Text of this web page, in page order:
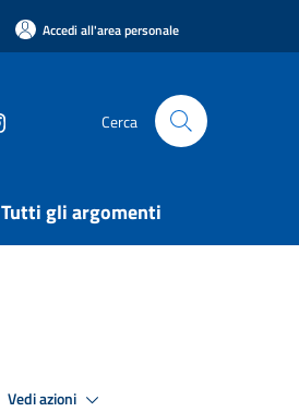
Accedi all'area personale
Cerca
Tutti gli argomenti
Vedi azioni